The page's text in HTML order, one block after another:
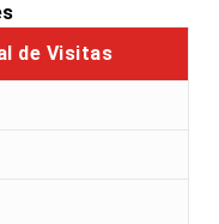
de Visitas